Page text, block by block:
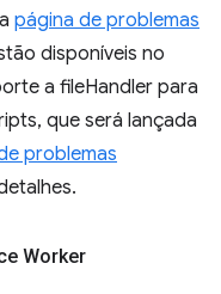
página de problemas
disponíveis no
a fileHandler para
que será lançada
problemas
Worker